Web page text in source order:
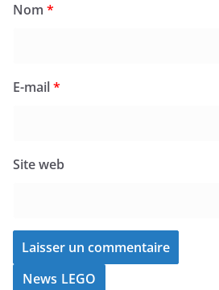
Nom *
E-mail*
Site web
News LEGO